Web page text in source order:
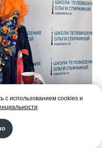
с использованием cookies и
.